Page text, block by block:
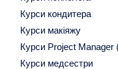
Курси кондитера
Курси макіяжу
Курси Project Manager
Курси медсестри